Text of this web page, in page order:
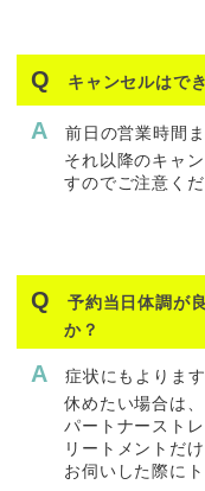
キャンセルはで
前日の営業時間
それ以降のキャ
すのでご注意くだ
予約当日体調が
か？
症状にもよりま
休めたい場合は
パートナースト
リートメントだ
お伺いした際に